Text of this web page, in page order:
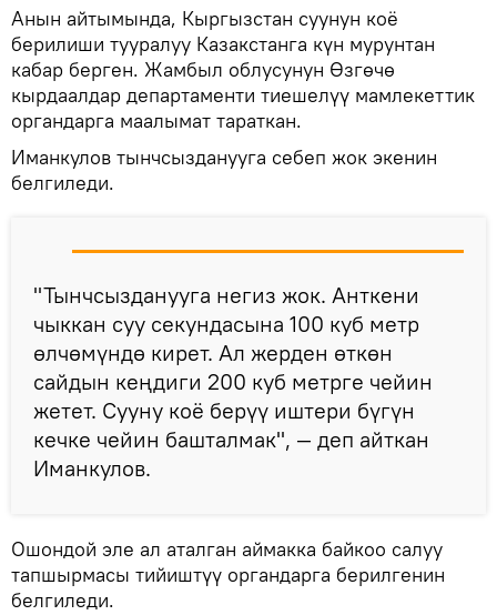
Анын айтымында, Кыргызстан суунун коё
берилиши тууралуу Казакстанга күн мурунтан
кабар берген. Жамбыл облусунун Өзгөчө
кырдаалдар департаменти тиешелүү мамлекеттик
органдарга маалымат тараткан.
Иманкулов тынчсызданууга себеп жок экенин
белгиледи.
"Тынчсызданууга негиз жок. Анткени
чыккан суу секундасына 100 куб метр
өлчөмүндө кирет. Ал жерден өткөн
сайдын кеңдиги 200 куб метрге чейин
жетет. Сууну коё берүү иштери бүгүн
кечке чейин башталмак", — деп айткан
Иманкулов.
Ошондой эле ал аталган аймакка байкоо салуу
тапшырмасы тийиштүү органдарга берилгенин
белгиледи.